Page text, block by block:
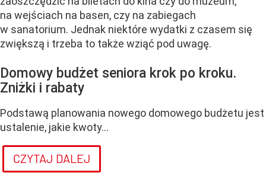
na wejściach na basen, czy na zabiegach
w sanatorium. Jednak niektóre wydatki z czasem się
zwiększą i trzeba to także wziąć pod uwagę.
Domowy budżet seniora krok po kroku.
Zniżki i rabaty
Podstawą planowania nowego domowego budżetu jest
ustalenie, jakie kwoty...
CZYTAJ DALEJ